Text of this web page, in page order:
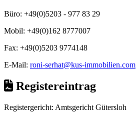
Büro: +49(0)5203 - 977 83 29
Mobil: +49(0)162 8777007
Fax: +49(0)5203 9774148
E-Mail: roni-serhat@kus-immobilien.com
Registereintrag
Registergericht: Amtsgericht Gütersloh